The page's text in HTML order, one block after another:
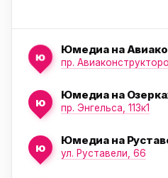
ю
Юмедиа на
пр.
ю
Юмедиа на
пр. Энгельса, 113к1
ю
Юмедиа на
ул. Руставели, 66